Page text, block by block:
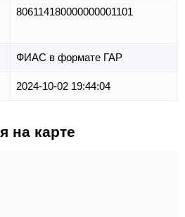
806114180000000001101
ФИАС в формате ГАР
2024-10-02 19:44:04
на карте